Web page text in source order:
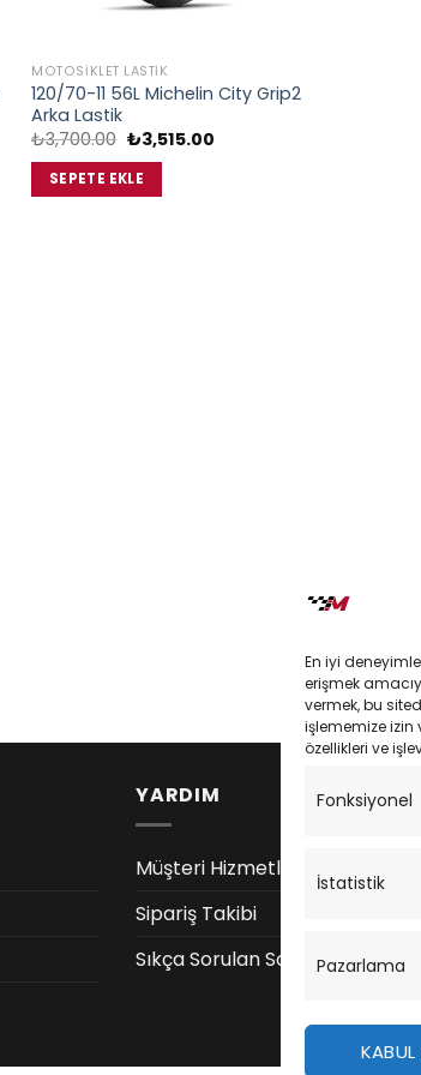
En iyi
erişmek
vermek, bu
işlememize izin
özellikleri ve
Fonksiyonel
İstatistik
Pazarlama
KABUL
MOTOSIKLET LASTIK
120/70-11 56L Michelin City Grip2
Arka Lastik
₺3,700.00 Orijinal
fiyat:
₺3,700.00.
₺3,515.00Şu
SEPETE EKLE
YARDIM
Müşteri Hizmetleri
Sipariş Takibi
Sıkça Sorulan Sorular